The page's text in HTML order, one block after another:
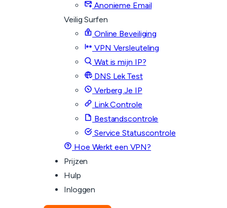
Anonieme Email
Veilig Surfen
Online Beveiliging
VPN Versleuteling
Wat is mijn IP?
DNS Lek Test
Verberg Je IP
Link Controle
Bestandscontrole
Service Statuscontrole
Hoe Werkt een VPN?
Prijzen
Hulp
Inloggen